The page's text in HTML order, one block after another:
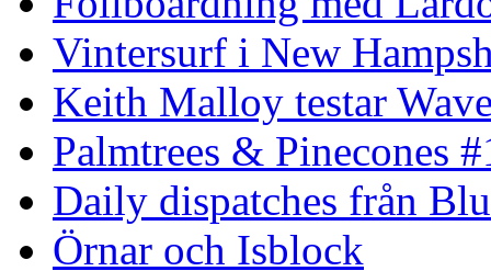
Vintersurf i New
Keith Malloy testar
Palmtrees & Pinecones
Daily dispatches från
Örnar och Isblock